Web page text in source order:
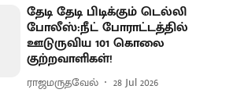
தேடி தேடி பிடிக்கும் டெல்லி
போலீஸ்:நீட் போராட்டத்தில்
ஊடுருவிய 101 கொலை
குற்றவாளிகள்!
ராஜமருதவேல் 28 Jul 2026